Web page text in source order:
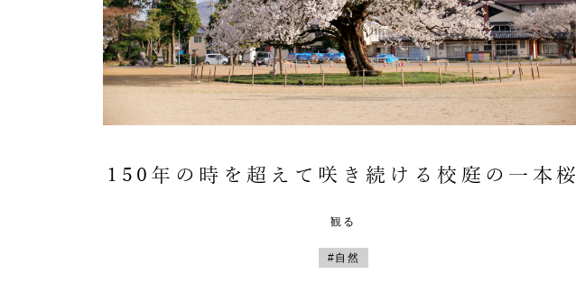
150年の時を超えて咲き続ける校庭の一本桜
観る
#自然